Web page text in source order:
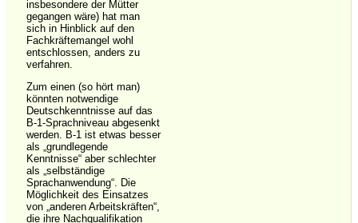
insbesondere der Mütter
gegangen wäre) hat man
sich in Hinblick auf den
Fachkräftemangel wohl
entschlossen, anders zu
verfahren.
Zum einen (so hört man)
könnten notwendige
Deutschkenntnisse auf das
B-1-Sprachniveau abgesenkt
werden. B-1 ist etwas besser
als „grundlegende
Kenntnisse“ aber schlechter
als „selbständige
Sprachanwendung“. Die
Möglichkeit des Einsatzes
von „anderen Arbeitskräften“,
die ihre Nachqualifikation